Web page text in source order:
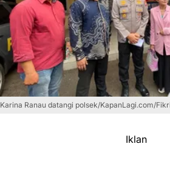
Karina Ranau datangi polsek/KapanLagi.com/
Iklan